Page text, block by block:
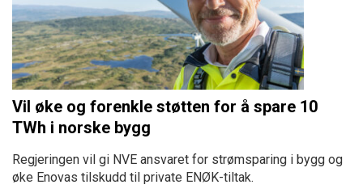
Vil øke og forenkle støtten for å spare 10
TWh i norske bygg
Regjeringen vil gi NVE ansvaret for strømsparing i bygg og
øke Enovas tilskudd til private ENØK-tiltak.